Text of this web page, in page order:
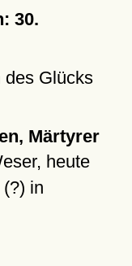
30.
des Glücks
Märtyrer
heute
in